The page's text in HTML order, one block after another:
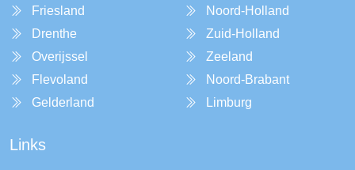
Friesland
Drenthe
Overijssel
Flevoland
Gelderland
Noord-Holland
Zuid-Holland
Zeeland
Noord-Brabant
Limburg
Links